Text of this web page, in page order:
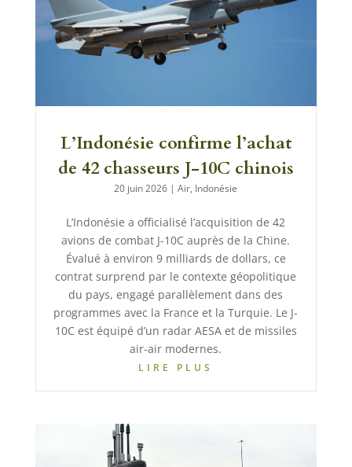
L’Indonésie confirme l’achat
de 42 chasseurs J-10C chinois
20 juin 2026 |Air, Indonésie
L’Indonésie a officialisé l’acquisition de 42
avions de combat J-10C auprès de la Chine.
Évalué à environ 9 milliards de dollars, ce
contrat surprend par le contexte géopolitique
du pays, engagé parallèlement dans des
programmes avec la France et la Turquie. Le J-
10C est équipé d’un radar AESA et de missiles
air-air modernes.
LIRE PLUS